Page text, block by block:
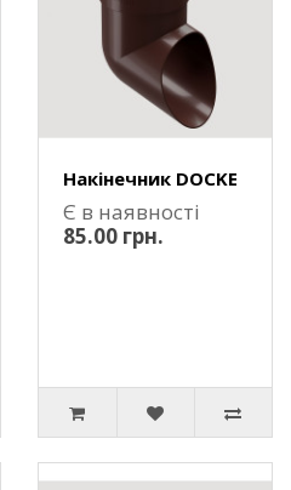
Накінечник DOCKE
Є в наявності
85.00 грн.